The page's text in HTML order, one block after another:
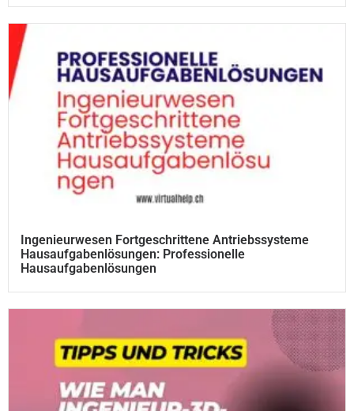
Ingenieurwesen Fortgeschrittene Antriebssysteme
Hausaufgabenlösungen: Professionelle
Hausaufgabenlösungen